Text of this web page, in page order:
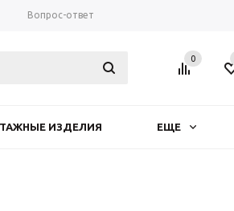
Вопрос-ответ
0
ИЗДЕЛИЯ ЕЩЕ